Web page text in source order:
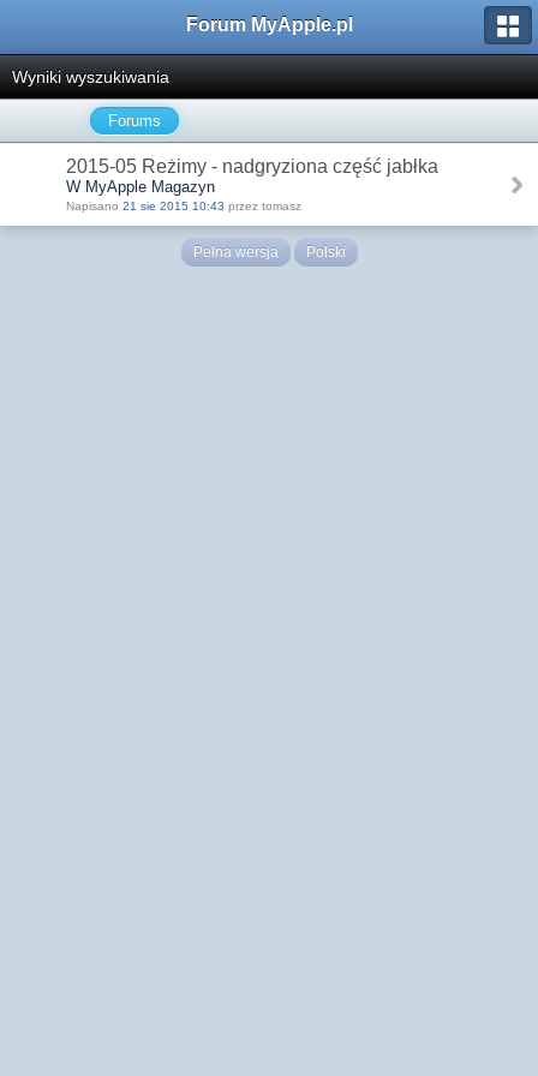
Forum MyApple.pl
Wyniki wyszukiwania
Forums
2015-05 Reżimy - nadgryziona część jabłka
W MyApple Magazyn
Napisano 21 sie 2015 10:43 przez tomasz
Pełna wersja Polski